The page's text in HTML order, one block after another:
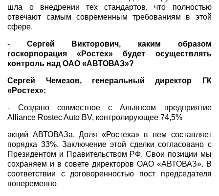
шла о внедрении тех стандартов, что полностью
отвечают самым современным требованиям в этой
сфере.
- Сергей Викторович, каким образом
госкорпорация «Ростех» будет осуществлять
контроль над ОАО «АВТОВАЗ»?
Сергей Чемезов, генеральный директор ГК
«Ростех»:
- Создано совместное с Альянсом предприятие
Alliance Rostec Auto BV, контролирующее 74,5%
акций АВТОВАЗа. Доля «Ростеха» в нем составляет
порядка 33%. Заключение этой сделки согласовано с
Президентом и Правительством РФ. Свои позиции мы
сохраняем и в совете директоров ОАО «АВТОВАЗ». В
соответствии с договоренностью пост председателя
попеременно